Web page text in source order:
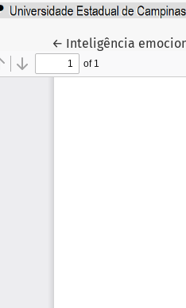
← Voltar aos Detalhes
Inteligência